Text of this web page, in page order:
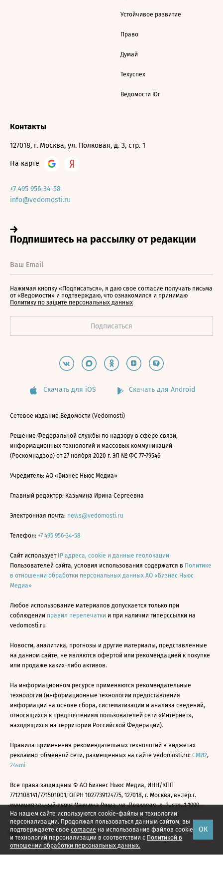
На нашем сайте используются cookie-файлы и технологии
персонализации. Продолжая пользоваться данным сайтом, вы
подтверждаете свое согласие на использование файлов cookie
и технологий персонализации в соответствии с Политикой в
отношении обработки персональных данных.
ОК
Устойчивое развитие
Право
Думай
Техуспех
Ведомости Юг
Контакты
127018, г. Москва, ул. Полковая, д. 3, стр. 1
На карте
+7 495 956-34-58
info@vedomosti.ru
Нажимая кнопку «Подписаться», я даю свое согласие получать письма
от «Ведомости» и подтверждаю, что ознакомился и принимаю
Политику по защите персональных данных
Скачать для iOS Скачать для Android
Сетевое издание Ведомости (Vedomosti)
Решение Федеральной службы по надзору в сфере связи,
информационных технологий и массовых коммуникаций
(Роскомнадзор) от 27 ноября 2020 г. ЭЛ № ФС 77-79546
Учредитель: АО «Бизнес Ньюс Медиа»
Главный редактор: Казьмина Ирина Сергеевна
Электронная почта: news@vedomosti.ru
Телефон: +7 495 956-34-58
Сайт использует IP адреса, cookie и данные геолокации
Пользователей сайта, условия использования содержатся в Политике
в отношении обработки персональных данных АО «Бизнес Ньюс
Медиа»
Любое использование материалов допускается только при
соблюдении правил перепечатки и при наличии гиперссылки на
vedomosti.ru
Новости, аналитика, прогнозы и другие материалы, представленные
на данном сайте, не являются офертой или рекомендацией к покупке
или продаже каких-либо активов.
На информационном ресурсе применяются рекомендательные
технологии (информационные технологии предоставления
информации на основе сбора, систематизации и анализа сведений,
относящихся к предпочтениям пользователей сети «Интернет»,
находящихся на территории Российской Федерации).
Правила применения рекомендательных технологий в виджетах
рекламно-обменной сети, размещенных на сайте vedomosti.ru: СМИ2,
24smi
Все права защищены © АО Бизнес Ньюс Медиа, ИНН/КПП
7712108141/771501001, ОГРН 1027739124775, 127018, г. Москва, вн.тер.г.
муниципальный округ Марьина Роща, ул. Полковая, д. 3, стр. 1 1999—
2026